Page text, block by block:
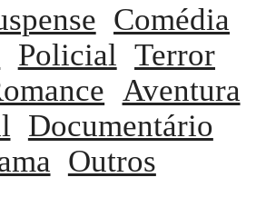
Comédia
Policial Terror
Aventura
Documentário
Outros